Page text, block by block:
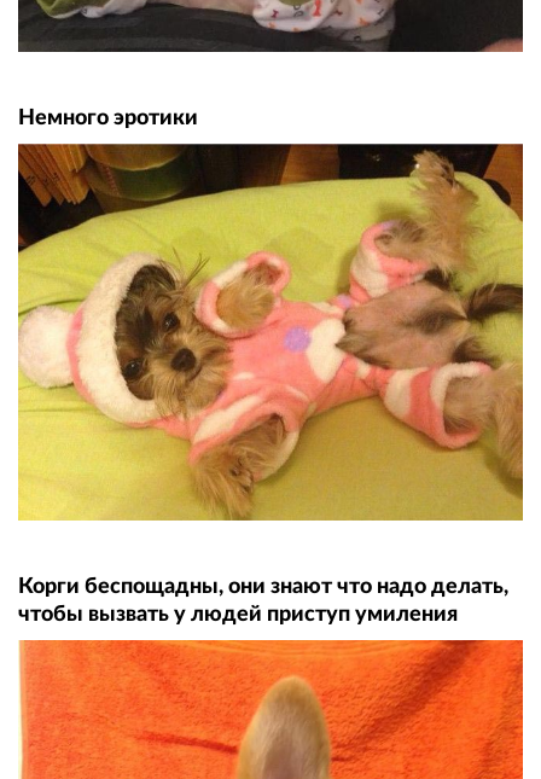
Немного эpoтики
Корги беспощадны, они знают что надо делать,
чтобы вызвать у людей приступ умиления